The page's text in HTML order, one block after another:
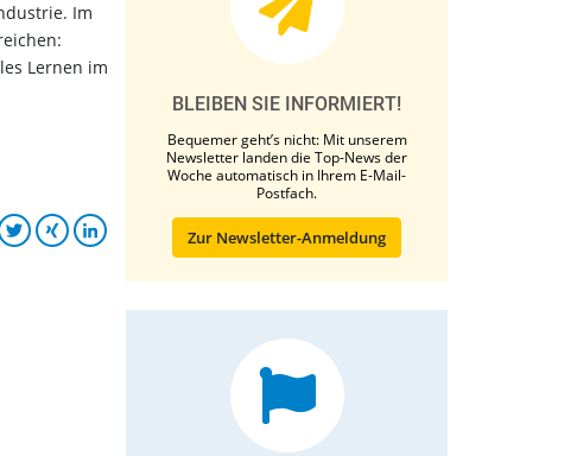
Im
Lernen im
BLEIBEN SIE INFORMIERT!
Bequemer geht’s nicht: Mit unserem
Newsletter landen die Top-News der
Woche automatisch in Ihrem E-Mail-
Postfach.
Zur Newsletter-Anmeldung